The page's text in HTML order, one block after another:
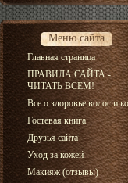
Меню сайта
Главная страница
ПРАВИЛА САЙТА -
ЧИТАТЬ ВСЕМ!
Все о здоровье волос и
Гостевая книга
Друзья сайта
Уход за кожей
Макияж (отзывы)